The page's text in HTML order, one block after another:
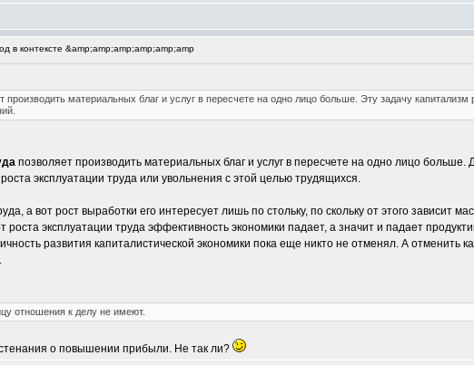
в контексте &amp;amp;amp;amp;amp;amp
производить материальных благ и услуг в пересчете на одно лицо больше. Эту задачу
позволяет производить материальных благ и услуг в пересчете на одно лицо больше.
эксплуатации труда или увольнения с этой целью трудящихся.
а вот рост выработки его интересует лишь по стольку, по скольку от этого зависит
эксплуатации труда эффективность экономики падает, а значит и падает
развития капиталистической экономики пока еще никто не отменял. А отменить
отношения к делу не имеют.
о повышении прибыли. Не так ли?